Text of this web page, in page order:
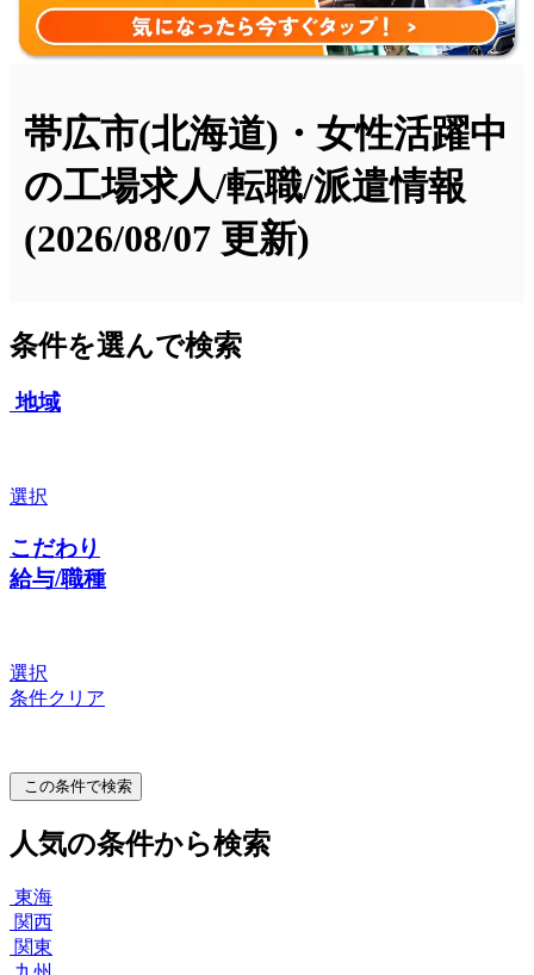
帯広市(北海道)・女性活躍中
の工場求人/転職/派遣情報
(2026/08/07 更新)
条件を選んで検索
地域
選択
こだわり
給与/職種
選択
条件クリア
この条件で検索
人気の条件から検索
東海
関西
関東